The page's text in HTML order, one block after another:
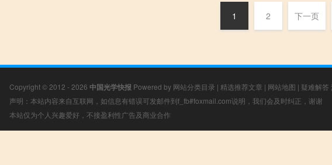
1 2 下一页
Copyright © 2012 - 2026 中国光学快报 Powered by 网站分类目录 | 精选推荐文章 | 网站地图 | 疑难解答
声明：本站内容来自互联网，如信息有错误可发邮件到f_fb#foxmail.com说明，我们会及时纠正，谢谢
本站仅为个人兴趣爱好，不接盈利性广告及商业合作